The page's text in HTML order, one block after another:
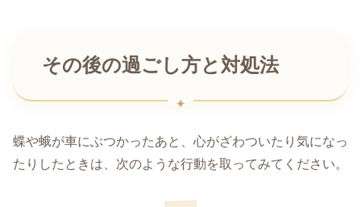
その後の過ごし方と対処法
蝶や蛾が車にぶつかったあと、心がざわついたり気になっ
たりしたときは、次のような行動を取ってみてください。